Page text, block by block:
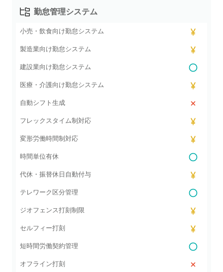
勤怠管理システム
小売・飲食向け勤怠システム
製造業向け勤怠システム
建設業向け勤怠システム
医療・介護向け勤怠システム
自動シフト生成
フレックスタイム制対応
変形労働時間制対応
時間単位有休
代休・振替休日自動付与
テレワーク区分管理
ジオフェンス打刻制限
セルフィー打刻
短時間労働契約管理
オフライン打刻